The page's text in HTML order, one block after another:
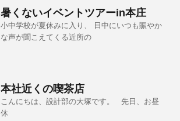
暑くないイベントツアーin本庄
小中学校が夏休みに入り、 日中にいつも賑やか
な声が聞こえてくる近所の
本社近くの喫茶店
こんにちは、設計部の大塚です。 先日、お昼
休